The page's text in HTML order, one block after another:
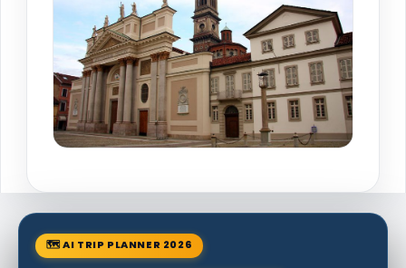
🗺 AI TRIP PLANNER 2026